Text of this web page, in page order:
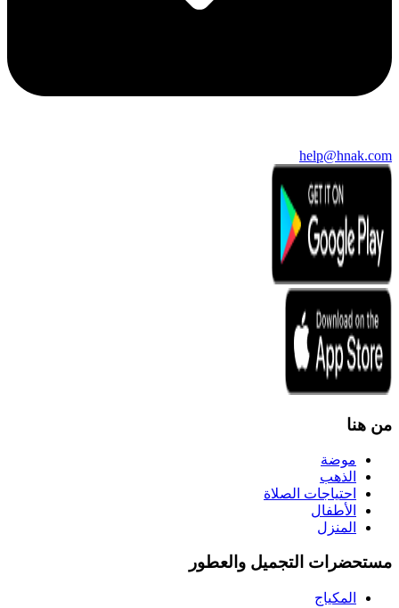
help@hnak.com
من هنا
موضة
الذهب
احتياجات الصلاة
الأطفال
المنزل
مستحضرات التجميل والعطور
المكياج